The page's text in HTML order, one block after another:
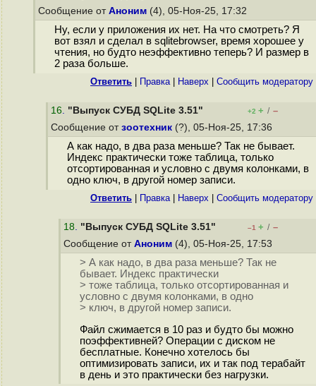
Сообщение от Аноним (4), 05-Ноя-25, 17:32
Ну, если у приложения их нет. На что смотреть? Я
вот взял и сделал в sqlitebrowser, время хорошее у
чтения, но будто неэффективно теперь? И размер в
2 раза больше.
Ответить Правка| Наверх Cообщить модератору
16. "Выпуск СУБД SQLite 3.51" +2 + / –
Сообщение от зоотехник (?), 05-Ноя-25, 17:36
А как надо, в два раза меньше? Так не бывает.
Индекс практически тоже таблица, только
отсортированная и условно с двумя колонками, в
одно ключ, в другой номер записи.
Ответить Правка| Наверх Cообщить модератору
18. "Выпуск СУБД SQLite 3.51" –1 + / –
Сообщение от Аноним (4), 05-Ноя-25, 17:53
> А как надо, в два раза меньше? Так не
бывает. Индекс практически
> тоже таблица, только отсортированная и
условно с двумя колонками, в одно
> ключ, в другой номер записи.
Файл сжимается в 10 раз и будто бы можно
поэффективней? Операции с диском не
бесплатные. Конечно хотелось бы
оптимизировать записи, их и так под терабайт
в день и это практически без нагрузки.